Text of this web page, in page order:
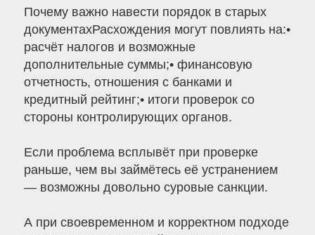
Почему важно навести порядок в старых
документахРасхождения могут повлиять на:•
расчёт налогов и возможные
дополнительные суммы;• финансовую
отчетность, отношения с банками и
кредитный рейтинг;• итоги проверок со
стороны контролирующих органов.
Если проблема всплывёт при проверке
раньше, чем вы займётесь её устранением
— возможны довольно суровые санкции.
А при своевременном и корректном подходе